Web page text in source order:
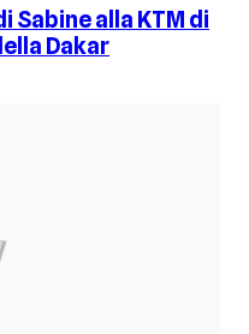
Sabine alla KTM di
Dakar